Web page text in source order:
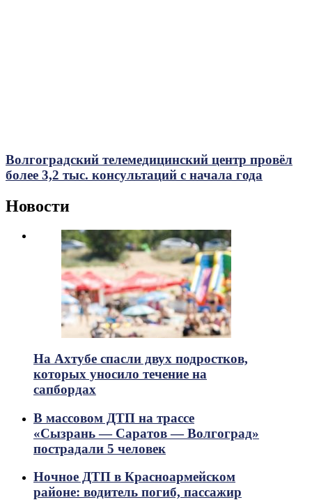
Волгоградский телемедицинский центр провёл
более 3,2 тыс. консультаций с начала года
Новости
На Ахтубе спасли двух подростков,
которых уносило течение на
сапбордах
В массовом ДТП на трассе
«Сызрань — Саратов — Волгоград»
пострадали 5 человек
Ночное ДТП в Красноармейском
районе: водитель погиб, пассажир